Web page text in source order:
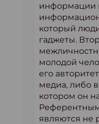
информации
который
гаджеты.
молодой
его
медиа, либо
котором он
являются не